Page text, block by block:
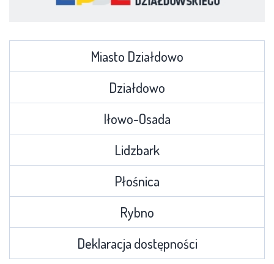
Miasto Działdowo
Działdowo
Iłowo-Osada
Lidzbark
Płośnica
Rybno
Deklaracja dostępności